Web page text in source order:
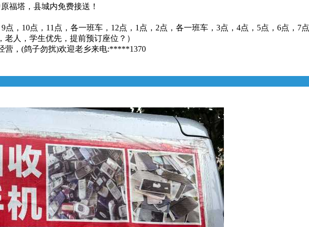
福塔，县城内免费接送！
点，10点，11点，各一班车，12点，1点，2点，各一班车，3点，4点，5点，6点，7
老人，学生优先，提前预订座位？）
营，(鸽子勿扰)欢迎老乡来电:*****1370